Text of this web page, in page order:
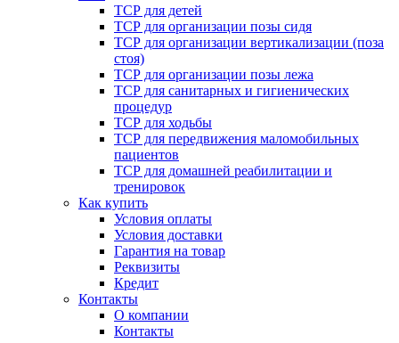
ТСР для детей
ТСР для организации позы сидя
ТСР для организации вертикализации (поза
стоя)
ТСР для организации позы лежа
ТСР для санитарных и гигиенических
процедур
ТСР для ходьбы
ТСР для передвижения маломобильных
пациентов
ТСР для домашней реабилитации и
тренировок
Как купить
Условия оплаты
Условия доставки
Гарантия на товар
Реквизиты
Кредит
Контакты
О компании
Контакты